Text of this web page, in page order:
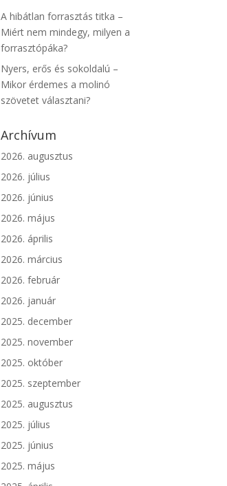
A hibátlan forrasztás titka –
Miért nem mindegy, milyen a
forrasztópáka?
Nyers, erős és sokoldalú –
Mikor érdemes a molinó
szövetet választani?
Archívum
2026. augusztus
2026. július
2026. június
2026. május
2026. április
2026. március
2026. február
2026. január
2025. december
2025. november
2025. október
2025. szeptember
2025. augusztus
2025. július
2025. június
2025. május